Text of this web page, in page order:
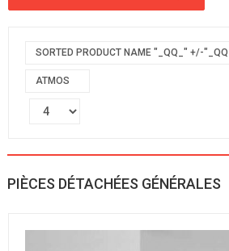
SORTED PRODUCT NAME "_QQ_" +/-
ATMOS
PIÈCES DÉTACHÉES GÉNÉRALES